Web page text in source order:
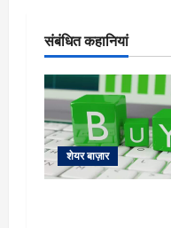
संबंधित कहानियां
शेयर बाज़ार